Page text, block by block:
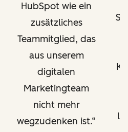
HubSpot wie ein
zusätzliches
Teammitglied, das
aus unserem
digitalen
Marketingteam
nicht mehr
wegzudenken ist.